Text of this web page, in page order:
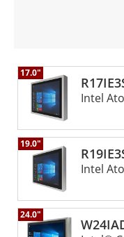
17.0"
Intel
19.0"
Intel
24.0"